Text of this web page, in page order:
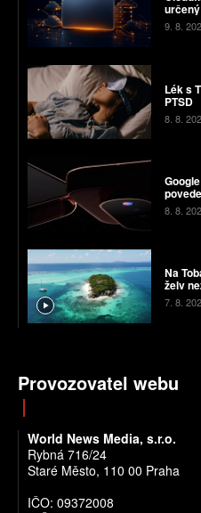
9. 8.
Lék s
PTSD
8. 8.
8. 8.
Na
želv
7. 8.
Provozovatel webu
World News Media, s.r.o.
Rybná 716/24
Staré Město, 110 00 Praha
IČO: 09372008